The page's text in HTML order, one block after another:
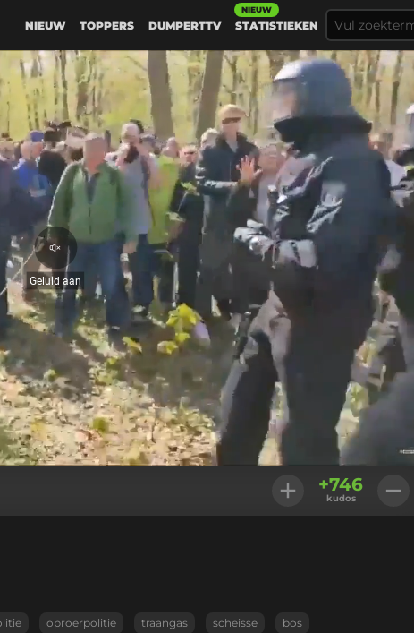
NIEUW TOPPERS DUMPERTTV STATISTIEKEN
NIEUW
Geluid
aan
Geluid aan
Geladen:
100.00%
+746
kudos
oproerpolitie traangas scheisse bos